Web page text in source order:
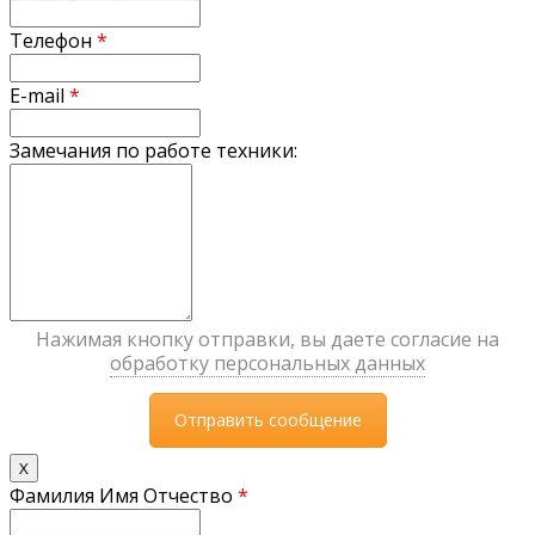
Телефон *
E-mail *
Замечания по работе техники:
Нажимая кнопку отправки, вы даете согласие на
обработку персональных данных
X
Фамилия Имя Отчество *